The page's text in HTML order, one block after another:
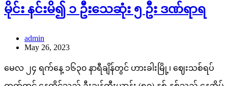
မိုင်း နင်းမိ၍ ၁ ဦးသေဆုံး ၅ ဦး ဒဏ်ရာရ
admin
May 26, 2023
မေလ ၂၄ ရက်နေ့ ၁၆၃၀ နာရီချိန်တွင် ဟားခါးမြို့၊ ဈေးသစ်ရပ်